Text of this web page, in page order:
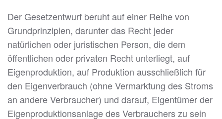
Der Gesetzentwurf beruht auf einer Reihe von
Grundprinzipien, darunter das Recht jeder
natürlichen oder juristischen Person, die dem
öffentlichen oder privaten Recht unterliegt, auf
Eigenproduktion, auf Produktion ausschließlich für
den Eigenverbrauch (ohne Vermarktung des Stroms
an andere Verbraucher) und darauf, Eigentümer der
Eigenproduktionsanlage des Verbrauchers zu sein